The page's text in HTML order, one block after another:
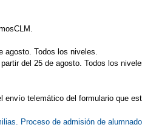
agosto. Todos los niveles.
del 25 de agosto. Todos los
telemático del formulario que
Proceso de admisión de